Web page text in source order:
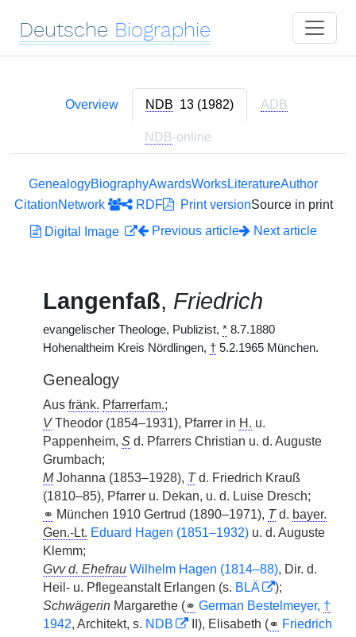
Deutsche Biographie
Overview NDB 13 (1982) ADB
NDB-online
GenealogyBiographyAwardsWorksLiteratureAuthor
CitationNetwork RDF Print versionSource in print
Digital Image
Previous article Next article
Langenfaß, Friedrich
evangelischer Theologe, Publizist, * 8.7.1880
Hohenaltheim Kreis Nördlingen, † 5.2.1965 München.
Genealogy
Aus fränk. Pfarrerfam.;
VTheodor (1854–1931), Pfarrer in H. u.
Pappenheim, S d. Pfarrers Christian u. d. Auguste
Grumbach;
MJohanna (1853–1928), Td. Friedrich Krauß
(1810–85), Pfarrer u. Dekan, u. d. Luise Dresch;
⚭ München 1910 Gertrud (1890–1971), Td. bayer.
Gen.-Lt. Eduard Hagen (1851–1932) u. d. Auguste
Klemm;
Gvv d. Ehefrau Wilhelm Hagen (1814–88), Dir. d.
Heil- u. Pflegeanstalt Erlangen (s. BLÄ
);
Schwägerin Margarethe (⚭ German Bestelmeyer, †
1942, Architekt, s. NDB II), Elisabeth (⚭ Friedrich